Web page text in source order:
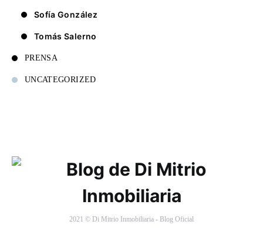
Sofía González
Tomás Salerno
PRENSA
UNCATEGORIZED
2021 © Di Mitrio Inmobiliaria - Blog Oficial